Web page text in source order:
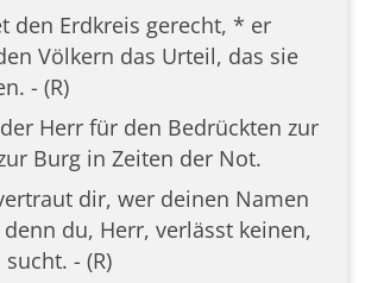
den Erdkreis gerecht, * er
Völkern das Urteil, das sie
- (R)
Herr für den Bedrückten zur
Burg in Zeiten der Not.
dir, wer deinen Namen
du, Herr, verlässt keinen,
- (R)